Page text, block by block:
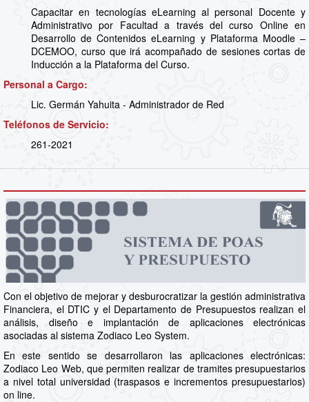
Capacitar en tecnologías eLearning al personal Docente y
Administrativo por Facultad a través del curso Online en
Desarrollo de Contenidos eLearning y Plataforma Moodle –
DCEMOO, curso que irá acompañado de sesiones cortas de
Inducción a la Plataforma del Curso.
Personal a Cargo:
Lic. Germán Yahuita - Administrador de Red
Teléfonos de Servicio:
261-2021
Con el objetivo de mejorar y desburocratizar la gestión administrativa
Financiera, el DTIC y el Departamento de Presupuestos realizan el
análisis, diseño e implantación de aplicaciones electrónicas
asociadas al sistema Zodiaco Leo System.
En este sentido se desarrollaron las aplicaciones electrónicas:
Zodiaco Leo Web, que permiten realizar de tramites presupuestarios
a nivel total universidad (traspasos e incrementos presupuestarios)
on line.